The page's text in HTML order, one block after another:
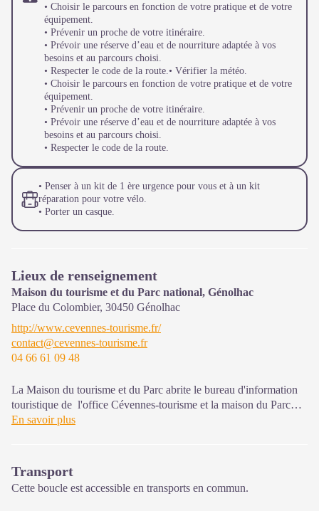
• Choisir le parcours en fonction de votre pratique et de votre
équipement.
• Prévenir un proche de votre itinéraire.
• Prévoir une réserve d’eau et de nourriture adaptée à vos
besoins et au parcours choisi.
• Respecter le code de la route.• Vérifier la météo.
• Choisir le parcours en fonction de votre pratique et de votre
équipement.
• Prévenir un proche de votre itinéraire.
• Prévoir une réserve d’eau et de nourriture adaptée à vos
besoins et au parcours choisi.
• Respecter le code de la route.
• Penser à un kit de 1 ère urgence pour vous et à un kit
réparation pour votre vélo.
• Porter un casque.
Lieux de renseignement
Maison du tourisme et du Parc national, Génolhac
Place du Colombier, 30450 Génolhac
http://www.cevennes-tourisme.fr/
contact@cevennes-tourisme.fr
04 66 61 09 48
La Maison du tourisme et du Parc abrite le bureau d'information
touristique de l'office Cévennes-tourisme et la maison du Parc
national. C'est un espace d’accueil, d'information et de
en cœur de Parc.
Sur place : expositions temporaires, programme d'animations "Un
En savoir plus
Transport
Cette boucle est accessible en transports en commun.